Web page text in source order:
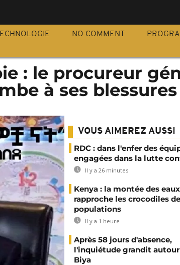
NO COMMENT
: le procureur
à ses blessures
VOUS AIMEREZ AUSSI
RDC : dans l'enfer des
engagées dans la lutte
Il y a 26 minutes
Kenya : la montée des
rapproche les crocodiles
populations
Il y a 1 heure
Après 58 jours d'absence,
l'inquiétude grandit autour
Biya